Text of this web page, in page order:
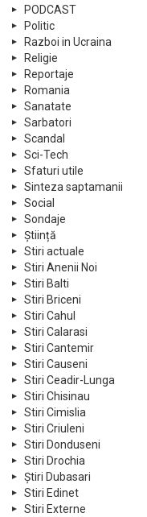
PODCAST
Politic
Razboi in Ucraina
Religie
Reportaje
Romania
Sanatate
Sarbatori
Scandal
Sci-Tech
Sfaturi utile
Sinteza saptamanii
Social
Sondaje
Știință
Stiri actuale
Stiri Anenii Noi
Stiri Balti
Stiri Briceni
Stiri Cahul
Stiri Calarasi
Stiri Cantemir
Stiri Causeni
Stiri Ceadir-Lunga
Stiri Chisinau
Stiri Cimislia
Stiri Criuleni
Stiri Donduseni
Stiri Drochia
Știri Dubasari
Stiri Edinet
Stiri Externe